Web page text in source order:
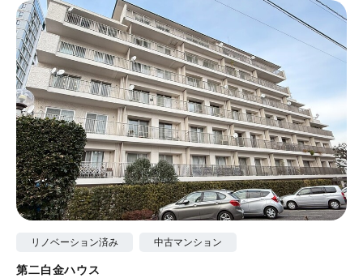
リノベーション済み 中古マンション
第二白金ハウス